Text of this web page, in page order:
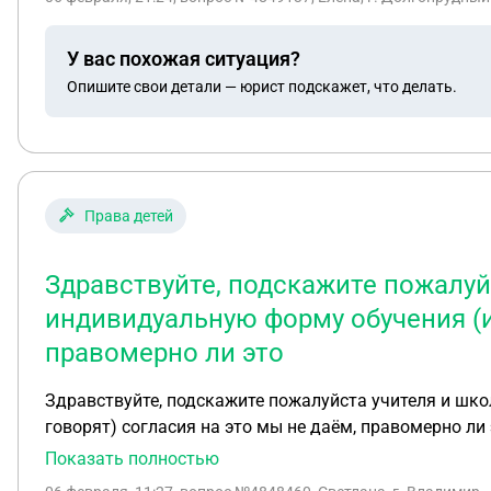
сада и мне было сказано, что отдельно они не
это главная моя боль. Они в котлеты добавляют
интернете пишут, что они обязаны готовить отдельно при предоставлении
У вас похожая ситуация?
Опишите свои детали — юрист подскажет, что делать.
Права детей
Здравствуйте, подскажите
индивидуальную форму обучения
правомерно ли это
Здравствуйте, подскажите пожалуйста учителя и
говорят) согласия на это мы не даём, правомерно ли
Показать полностью